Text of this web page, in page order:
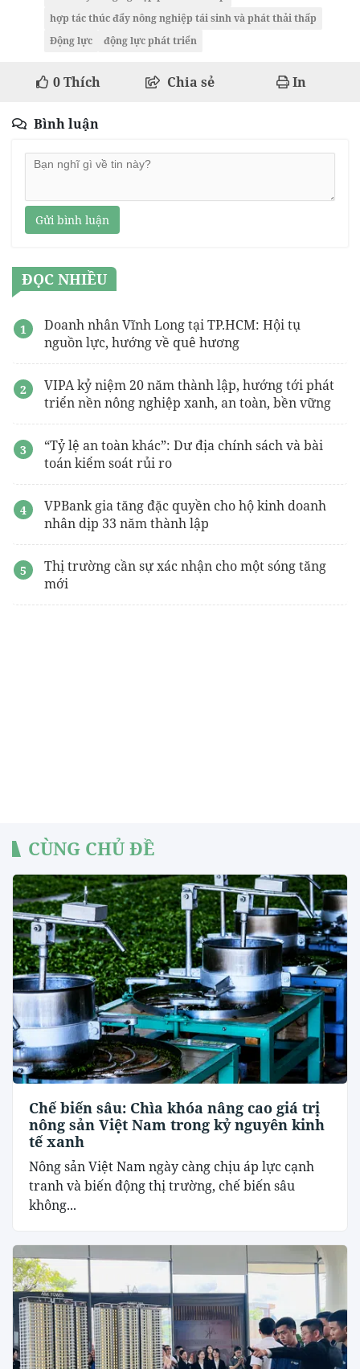
hợp tác thúc đẩy nông nghiệp tái sinh và phát thải thấp
Động lực
động lực phát triển
0Thích Chia sẻ In
Bình luận
Gửi bình luận
ĐỌC NHIỀU
Doanh nhân Vĩnh Long tại TP.HCM: Hội tụ
nguồn lực, hướng về quê hương
VIPA kỷ niệm 20 năm thành lập, hướng tới phát
triển nền nông nghiệp xanh, an toàn, bền vững
“Tỷ lệ an toàn khác”: Dư địa chính sách và bài
toán kiểm soát rủi ro
VPBank gia tăng đặc quyền cho hộ kinh doanh
nhân dịp 33 năm thành lập
Thị trường cần sự xác nhận cho một sóng tăng
mới
CÙNG CHỦ ĐỀ
Chế biến sâu: Chìa khóa nâng cao giá trị
nông sản Việt Nam trong kỷ nguyên kinh
tế xanh
Nông sản Việt Nam ngày càng chịu áp lực cạnh
tranh và biến động thị trường, chế biến sâu
không...